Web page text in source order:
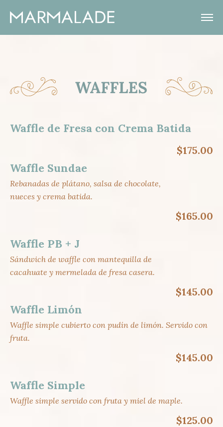
window.dataLayer = window.dataLayer || [];
function gtag(){dataLayer.push(arguments);}
gtag('js', new Date()); gtag('config', 'G-J87SJVF0ZF');
Waffle de Fresa con Crema Batida
$175.00
Waffle Sundae
Rebanadas de plátano, salsa de chocolate,
nueces y crema batida.
$165.00
Waffle PB + J
Sándwich de waffle con mantequilla de
cacahuate y mermelada de fresa casera.
$145.00
Waffle Limón
Waffle simple cubierto con pudín de limón. Servido con
fruta.
$145.00
Waffle Simple
Waffle simple servido con fruta y miel de maple.
$125.00